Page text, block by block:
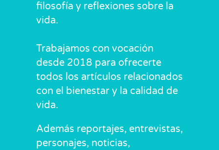
filosofía y reflexiones sobre la
vida.
Trabajamos con vocación
desde 2018 para ofrecerte
todos los artículos relacionados
con el bienestar y la calidad de
vida.
Además reportajes, entrevistas,
personajes, noticias,